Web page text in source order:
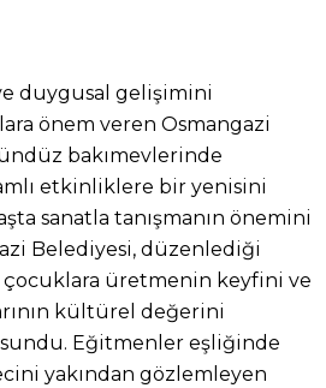
duygusal gelişimini
önem veren Osmangazi
bakımevlerinde
etkinliklere bir yenisini
sanatla tanışmanın önemini
Belediyesi, düzenlediği
üretmenin keyfini ve
kültürel değerini
sundu. Eğitmenler eşliğinde
yakından gözlemleyen